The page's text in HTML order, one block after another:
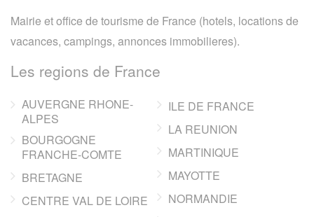
Mairie et office de tourisme de France (hotels, locations de
vacances, campings, annonces immobilieres).
Les regions de France
AUVERGNE RHONE-
ALPES
BOURGOGNE
FRANCHE-COMTE
BRETAGNE
CENTRE VAL DE LOIRE
ILE DE FRANCE
LA REUNION
MARTINIQUE
MAYOTTE
NORMANDIE